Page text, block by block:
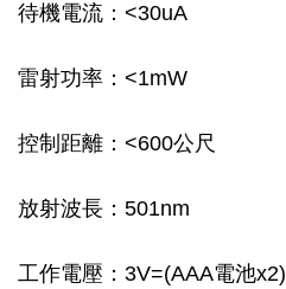
待機電流：<30uA
雷射功率：<1mW
控制距離：<600公尺
放射波長：501nm
工作電壓：3V=(AAA電池x2)